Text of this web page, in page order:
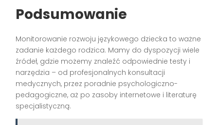
Podsumowanie
Monitorowanie rozwoju językowego dziecka to ważne
zadanie każdego rodzica. Mamy do dyspozycji wiele
źródeł, gdzie możemy znaleźć odpowiednie testy i
narzędzia – od profesjonalnych konsultacji
medycznych, przez poradnie psychologiczno-
pedagogiczne, aż po zasoby internetowe i literaturę
specjalistyczną.